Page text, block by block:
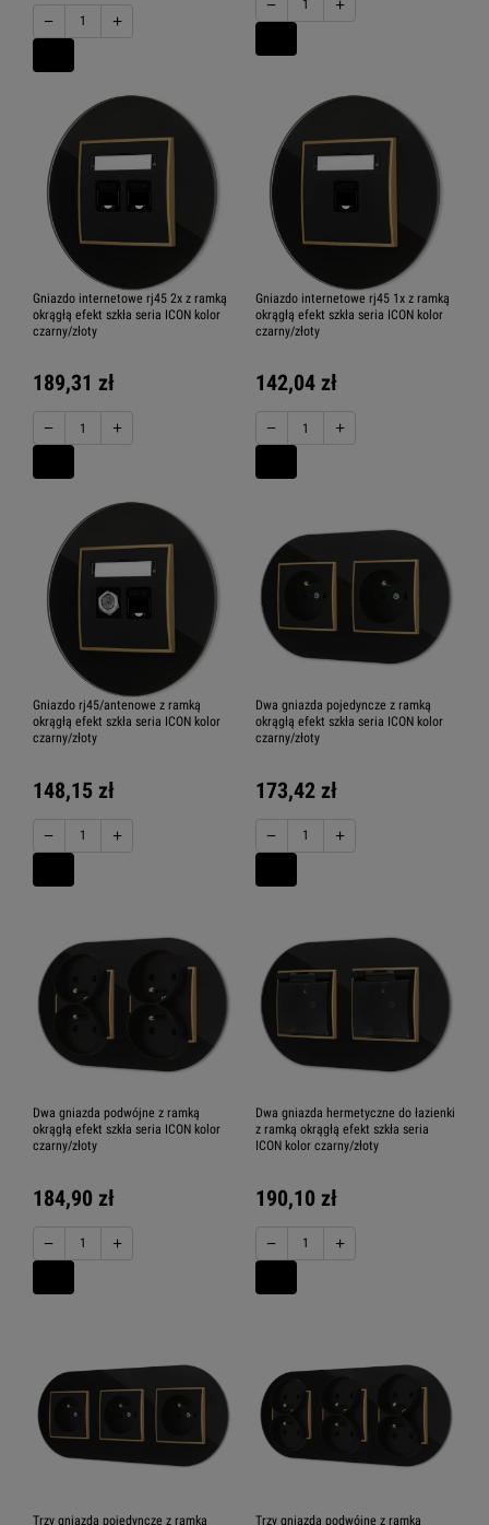
− +
Gniazdo internetowe rj45 2x z ramką
okrągłą efekt szkła seria ICON kolor
czarny/złoty
189,31 zł
− +
Gniazdo internetowe rj45 1x z ramką
okrągłą efekt szkła seria ICON kolor
czarny/złoty
142,04 zł
− +
Gniazdo rj45/antenowe z ramką
okrągłą efekt szkła seria ICON kolor
czarny/złoty
148,15 zł
− +
Dwa gniazda pojedyncze z ramką
okrągłą efekt szkła seria ICON kolor
czarny/złoty
173,42 zł
− +
Dwa gniazda podwójne z ramką
okrągłą efekt szkła seria ICON kolor
czarny/złoty
184,90 zł
− +
Dwa gniazda hermetyczne do łazienki
z ramką okrągłą efekt szkła seria
ICON kolor czarny/złoty
190,10 zł
− +
Trzy gniazda pojedyncze z ramką Trzy gniazda podwójne z ramką